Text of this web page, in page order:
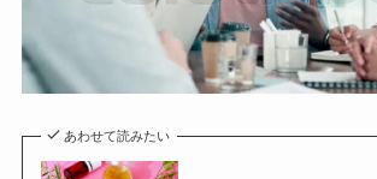
あわせて読みたい